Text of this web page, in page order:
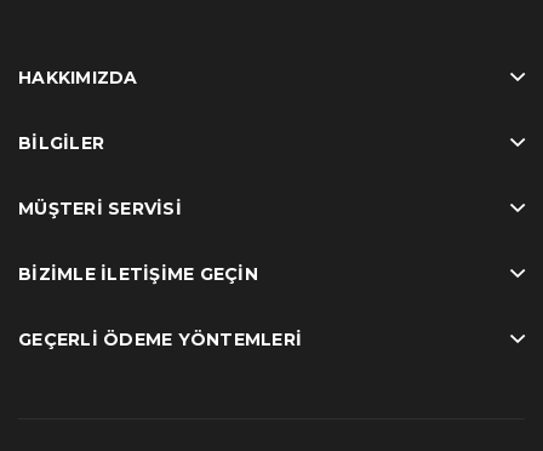
HAKKIMIZDA
BILGILER
MÜŞTERI SERVISI
BIZIMLE İLETIŞIME GEÇIN
GEÇERLI ÖDEME YÖNTEMLERI